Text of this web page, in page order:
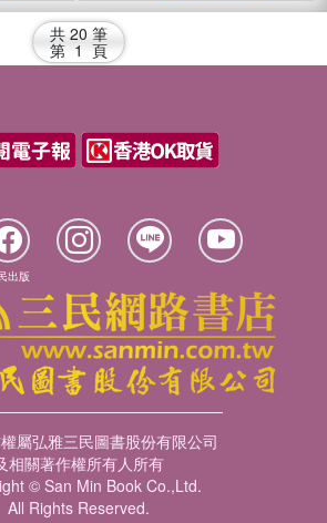
共 20 筆
第 1 頁
出版
屬弘雅三民圖書股份有限公司
相關著作權所有人所有
© San Min Book Co.,Ltd.
All Rights Reserved.